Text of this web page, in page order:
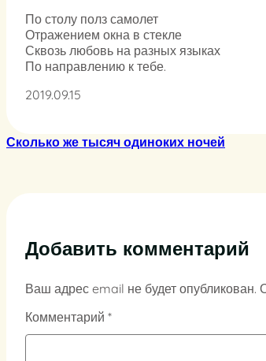
По столу полз самолет
Отражением окна в стекле
Сквозь любовь на разных языках
По направлению к тебе.
2019.09.15
Сколько же тысяч одиноких ночей
Добавить комментарий
Ваш адрес email не будет опубликован.
Комментарий *